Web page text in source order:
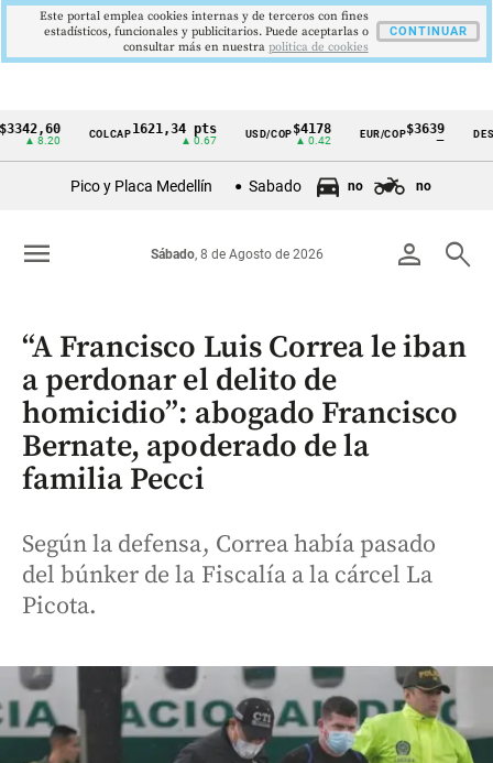
Cintillo
Colombia
COLCAP1621,34 pts USD/COP$4178
▲ 0.42
EUR/COP$3639
—
Pico y Placa Medellín Sabado no no
person search
Sábado, 8 de Agosto de 2026
menu
“A Francisco Luis Correa le iban
a perdonar el delito de
homicidio”: abogado Francisco
Bernate, apoderado de la
familia Pecci
Según la defensa, Correa había pasado
del búnker de la Fiscalía a la cárcel La
Picota.
Este portal emplea cookies internas y de terceros con fines
estadísticos, funcionales y publicitarios. Puede aceptarlas o
consultar más en nuestra politica de cookies
CONTINUAR